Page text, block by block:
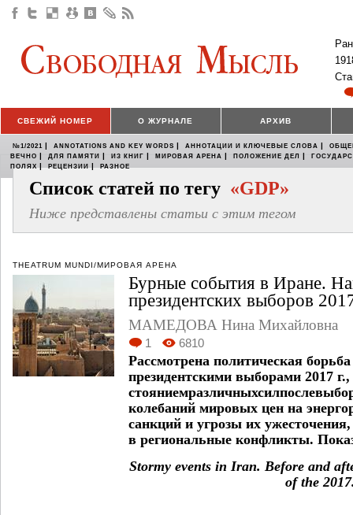
СВЕЖИЙ НОМЕР О ЖУРНАЛЕ АРХИВ
№1/2021 | ANNOTATIONS AND KEY WORDS | АННОТАЦИИ И КЛЮЧЕВЫЕ СЛОВА |
ВЕЧНО | ДЛЯ ПАМЯТИ | ИЗ КНИГ | МИРОВАЯ АРЕНА | ПОЛОЖЕНИЕ ДЕЛ |
ПОЛЯХ | РЕЦЕНЗИИ | РАЗНОЕ
Список статей по тегу «GDP»
Ниже представлены статьи с этим тегом
THEATRUM MUNDI/МИРОВАЯ АРЕНА
Бурные события в Иране.
президентских выборов
МАМЕДОВА Нина Михайловна
1 6810
Рассмотрена политическая
президентскими выборами 2017
колебаний мировых цен на
санкций и угрозы их
в региональные конфликты.
Stormy events in Iran. Before and
of the